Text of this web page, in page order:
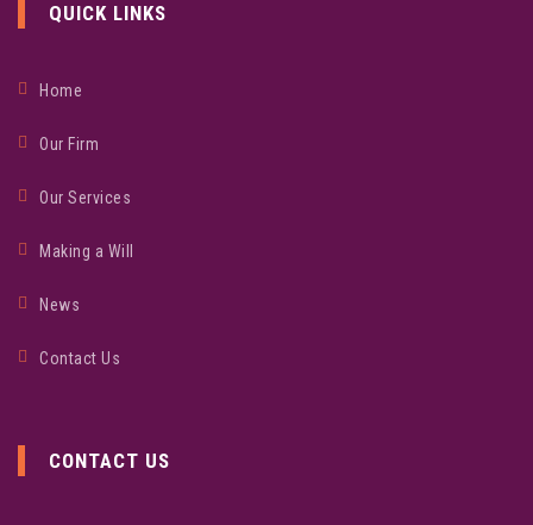
QUICK LINKS
Home
Our Firm
Our Services
Making a Will
News
Contact Us
CONTACT US